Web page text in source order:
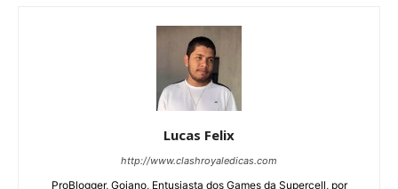
Lucas Felix
http://www.clashroyaledicas.com
ProBlogger, Goiano, Entusiasta dos Games da Supercell, por